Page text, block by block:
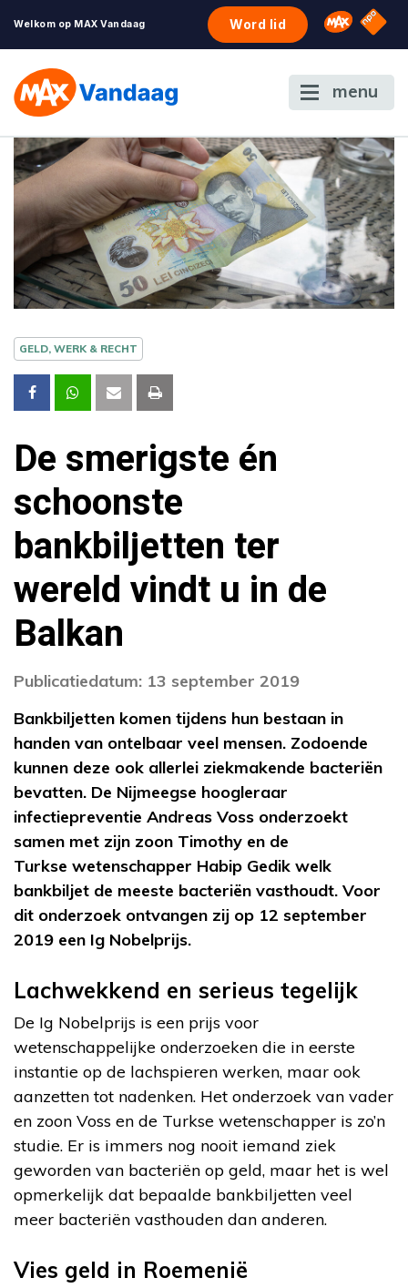
Welkom op MAX Vandaag Word lid Omroep
NPO
menu
GELD, WERK & RECHT
De smerigste én
schoonste
bankbiljetten ter
wereld vindt u in de
Balkan
Publicatiedatum: 13 september 2019
Bankbiljetten komen tijdens hun bestaan in
handen van ontelbaar veel mensen. Zodoende
kunnen deze ook allerlei ziekmakende bacteriën
bevatten. De Nijmeegse hoogleraar
infectiepreventie Andreas Voss onderzoekt
samen met zijn zoon Timothy en de
Turkse wetenschapper Habip Gedik welk
bankbiljet de meeste bacteriën vasthoudt. Voor
dit onderzoek ontvangen zij op 12 september
2019 een Ig Nobelprijs.
Lachwekkend en serieus tegelijk
De Ig Nobelprijs is een prijs voor
wetenschappelijke onderzoeken die in eerste
instantie op de lachspieren werken, maar ook
aanzetten tot nadenken. Het onderzoek van vader
en zoon Voss en de Turkse wetenschapper is zo’n
studie. Er is immers nog nooit iemand ziek
geworden van bacteriën op geld, maar het is wel
opmerkelijk dat bepaalde bankbiljetten veel
meer bacteriën vasthouden dan anderen.
Vies geld in Roemenië